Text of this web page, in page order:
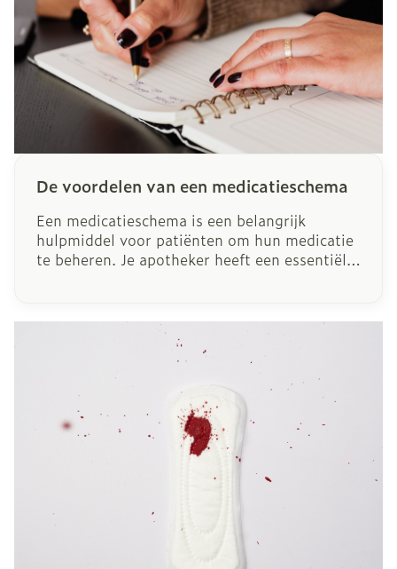
De voordelen van een medicatieschema
Een medicatieschema is een belangrijk
hulpmiddel voor patiënten om hun medicatie
te beheren. Je apotheker heeft een essentiële
waardoor bijwerkingen tot een minimum
worden beperkt. In dit artikel lichten we de
voordelen en het belang van
medicatieplanning toe.